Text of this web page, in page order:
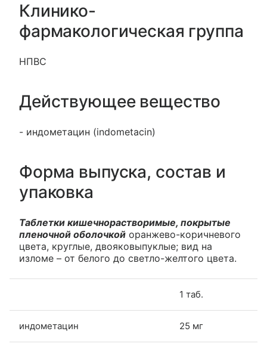
Клинико-
фармакологическая группа
НПВС
Действующее вещество
- индометацин (indometacin)
Форма выпуска, состав и
упаковка
Таблетки кишечнорастворимые, покрытые
пленочной оболочкой оранжево-коричневого
цвета, круглые, двояковыпуклые; вид на
изломе – от белого до светло-желтого цвета.
1 таб.
индометацин 25 мг